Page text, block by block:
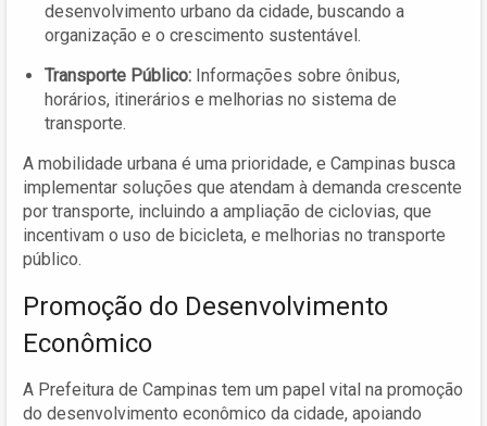
desenvolvimento urbano da cidade, buscando a
organização e o crescimento sustentável.
Transporte Público: Informações sobre ônibus,
horários, itinerários e melhorias no sistema de
transporte.
A mobilidade urbana é uma prioridade, e Campinas busca
implementar soluções que atendam à demanda crescente
por transporte, incluindo a ampliação de ciclovias, que
incentivam o uso de bicicleta, e melhorias no transporte
público.
Promoção do Desenvolvimento
Econômico
A Prefeitura de Campinas tem um papel vital na promoção
do desenvolvimento econômico da cidade, apoiando